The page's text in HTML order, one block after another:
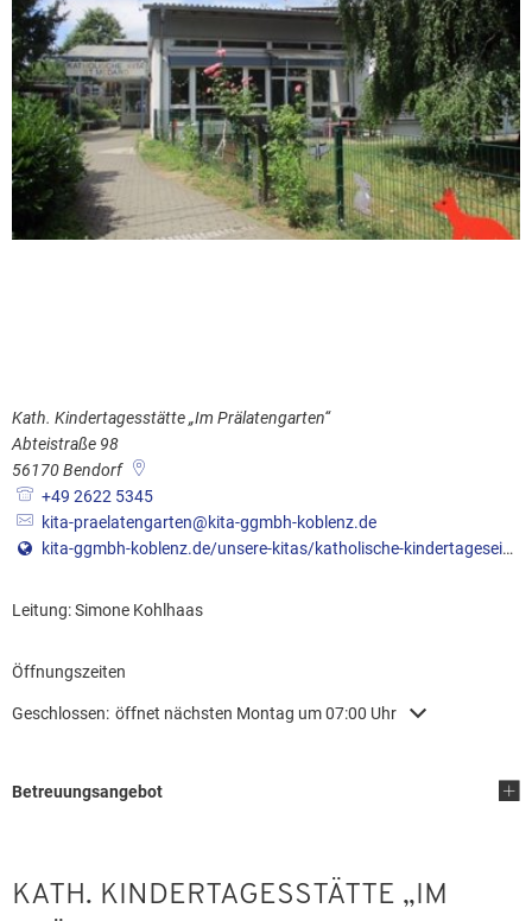
Kath. Kindertagesstätte „Im Prälatengarten“
Abteistraße 98
56170Bendorf
+49 2622 5345
kita-praelatengarten@kita-ggmbh-koblenz.de
kita-ggmbh-koblenz.de/unsere-kitas/katholische-kindertageseinrichtung-im-praelatengarten-bendorf-sayn/
Leitung: Simone Kohlhaas
Öffnungszeiten
Klicken, um weitere Öffnungs- oder Schließzeiten auszublenden
Geschlossen: öffnet nächsten Montag um 07:00 Uhr
Betreuungsangebot
KATH. KINDERTAGESSTÄTTE „IM